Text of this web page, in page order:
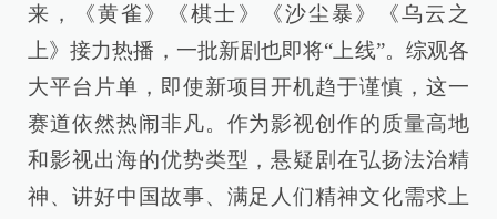
来，《黄雀》《棋士》《沙尘暴》《乌云之
上》接力热播，一批新剧也即将“上线”。综观各
大平台片单，即使新项目开机趋于谨慎，这一
赛道依然热闹非凡。作为影视创作的质量高地
和影视出海的优势类型，悬疑剧在弘扬法治精
神、讲好中国故事、满足人们精神文化需求上